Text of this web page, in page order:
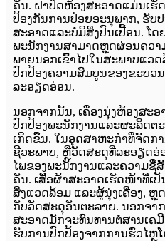
ຄັນ. ຝາປິດຫ້ອງສະອາດແມ່ນເຮັ
ປ້ອງກັນການປ່ອຍອະນຸພາກ, ຮັບ
ສະອາດແລະບໍ່ມີສິ່ງປົນເປື້ອນ. ໂດ
ພະນັກງານສາມາດຫຼຸດຜ່ອນຄວາ
ພາຍນອກເຂົ້າໄປໃນສະພາບແວ
ປົກປ້ອງຄວາມສົມບູນຂອງຂະບວ
ລະອຽດອ່ອນ.
ນອກຈາກນັ້ນ, ເຄື່ອງນຸ່ງຫ້ອງສະອ
ປົກປ້ອງພະນັກງານແລະຜະລິດຕ
ເກີດຂື້ນ. ໃນອຸດສາຫະກໍາທີ່ຈັດກ
ຊີວະພາບ, ຫຼືວັດສະດຸທີ່ລະອຽດອ່
ໄພຂອງພະນັກງານແລະຄວາມຊື່
ຄັນ. ເສື້ອຜ້າສະອາດເຮັດໜ້າທີ່ເ
ສິ່ງແວດລ້ອມ ແລະຜູ້ນຸ່ງເຄື່ອງ,
ກັບວັດສະດຸອັນຕະລາຍ. ນອກຈາ
ສະອາດມັກຈະທົນທານຕໍ່ສານເຄ
ຮັບການປົກປ້ອງຈາກການຮົ່ວໄຫຼ